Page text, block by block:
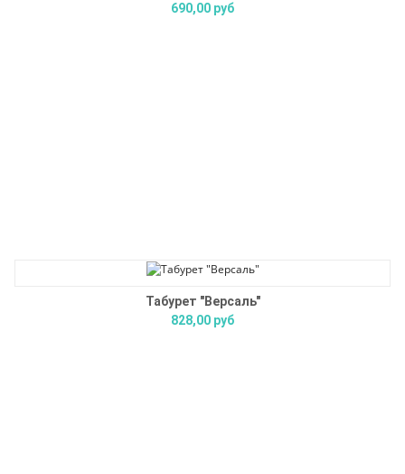
690,00 руб
Табурет "Версаль"
828,00 руб